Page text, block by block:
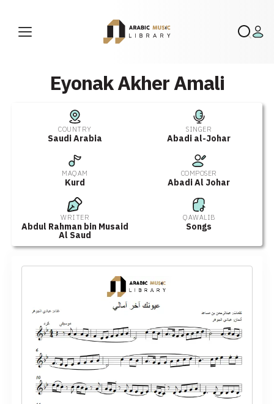
Eyonak Akher Amali
COUNTRY
Saudi Arabia
SINGER
Abadi al-Johar
MAQAM
Kurd
COMPOSER
Abadi Al Johar
WRITER
Abdul Rahman bin Musaid
Al Saud
QAWALIB
Songs